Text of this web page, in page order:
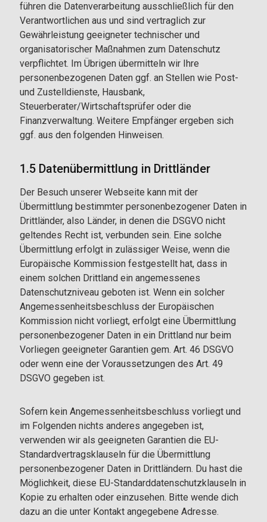
führen die Datenverarbeitung ausschließlich für den
Verantwortlichen aus und sind vertraglich zur
Gewährleistung geeigneter technischer und
organisatorischer Maßnahmen zum Datenschutz
verpflichtet. Im Übrigen übermitteln wir Ihre
personenbezogenen Daten ggf. an Stellen wie Post-
und Zustelldienste, Hausbank,
Steuerberater/Wirtschaftsprüfer oder die
Finanzverwaltung. Weitere Empfänger ergeben sich
ggf. aus den folgenden Hinweisen.
1.5 Datenübermittlung in Drittländer
Der Besuch unserer Webseite kann mit der
Übermittlung bestimmter personenbezogener Daten in
Drittländer, also Länder, in denen die DSGVO nicht
geltendes Recht ist, verbunden sein. Eine solche
Übermittlung erfolgt in zulässiger Weise, wenn die
Europäische Kommission festgestellt hat, dass in
einem solchen Drittland ein angemessenes
Datenschutzniveau geboten ist. Wenn ein solcher
Angemessenheitsbeschluss der Europäischen
Kommission nicht vorliegt, erfolgt eine Übermittlung
personenbezogener Daten in ein Drittland nur beim
Vorliegen geeigneter Garantien gem. Art. 46 DSGVO
oder wenn eine der Voraussetzungen des Art. 49
DSGVO gegeben ist.
Sofern kein Angemessenheitsbeschluss vorliegt und
im Folgenden nichts anderes angegeben ist,
verwenden wir als geeigneten Garantien die EU-
Standardvertragsklauseln für die Übermittlung
personenbezogener Daten in Drittländern. Du hast die
Möglichkeit, diese EU-Standarddatenschutzklauseln in
Kopie zu erhalten oder einzusehen. Bitte wende dich
dazu an die unter Kontakt angegebene Adresse.